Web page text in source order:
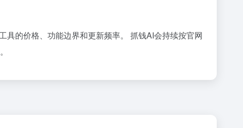
具的价格、功能边界和更新频率。 抓钱AI会持续按官网